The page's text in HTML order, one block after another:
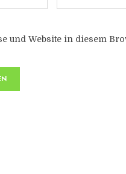
und Website in diesem